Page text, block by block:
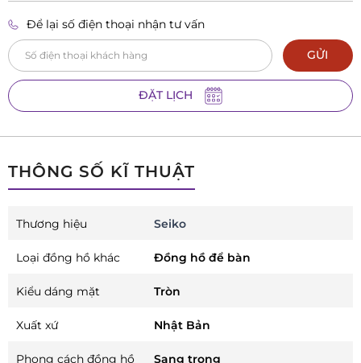
8 Trần Hưng Đạo, Phường Hải Dương, TP Hải Phòng
Để lại số điện thoại nhận tư vấn
GỬI
ĐẶT LỊCH
THÔNG SỐ KĨ THUẬT
Thương hiệu Seiko
Loại đồng hồ khác Đồng hồ để bàn
Kiểu dáng mặt Tròn
Xuất xứ Nhật Bản
Phong cách đồng hồ Sang trọng